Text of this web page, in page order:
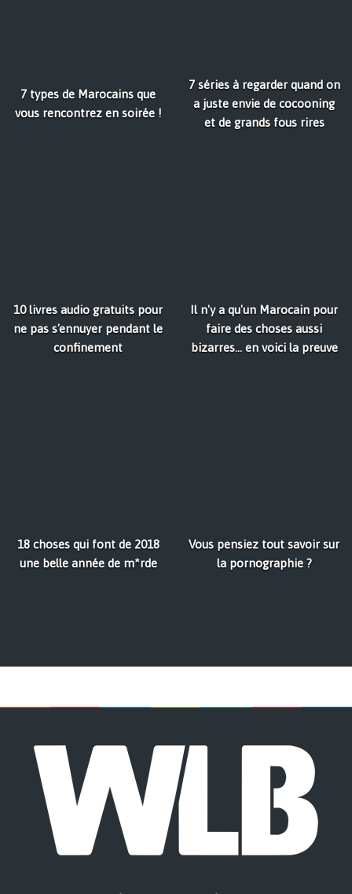
7 types de Marocains que
vous rencontrez en soirée !
7 séries à regarder quand on
a juste envie de cocooning
et de grands fous rires
10 livres audio gratuits pour
ne pas s'ennuyer pendant le
confinement
Il n'y a qu'un Marocain pour
faire des choses aussi
bizarres... en voici la preuve
18 choses qui font de 2018
une belle année de m*rde
Vous pensiez tout savoir sur
la pornographie ?